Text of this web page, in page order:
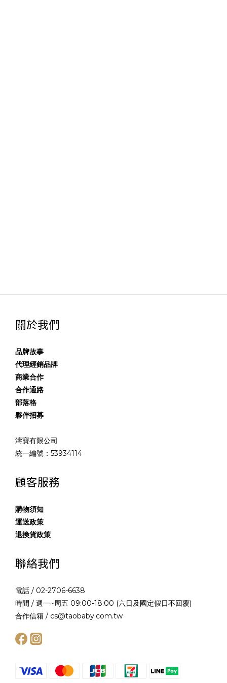
關於我們
品牌故事
代理經銷品牌
商業合作
合作通路
部落格
夥伴招募
濤寶有限公司
統一編號：53934114
顧客服務
購物須知
運送政策
退換貨政策
聯絡我們
電話 / 02-2706-6638
時間 / 週一~周五 09:00-18:00 (六日及國定假日不回覆)
合作信箱 / cs@taobaby.com.tw